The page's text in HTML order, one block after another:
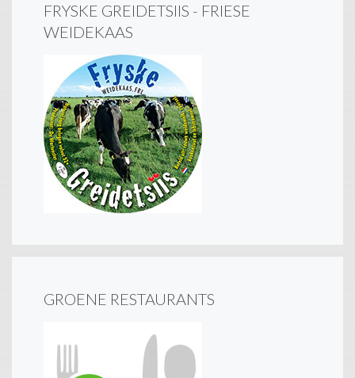
FRYSKE GREIDETSIIS - FRIESE
WEIDEKAAS
GROENE RESTAURANTS